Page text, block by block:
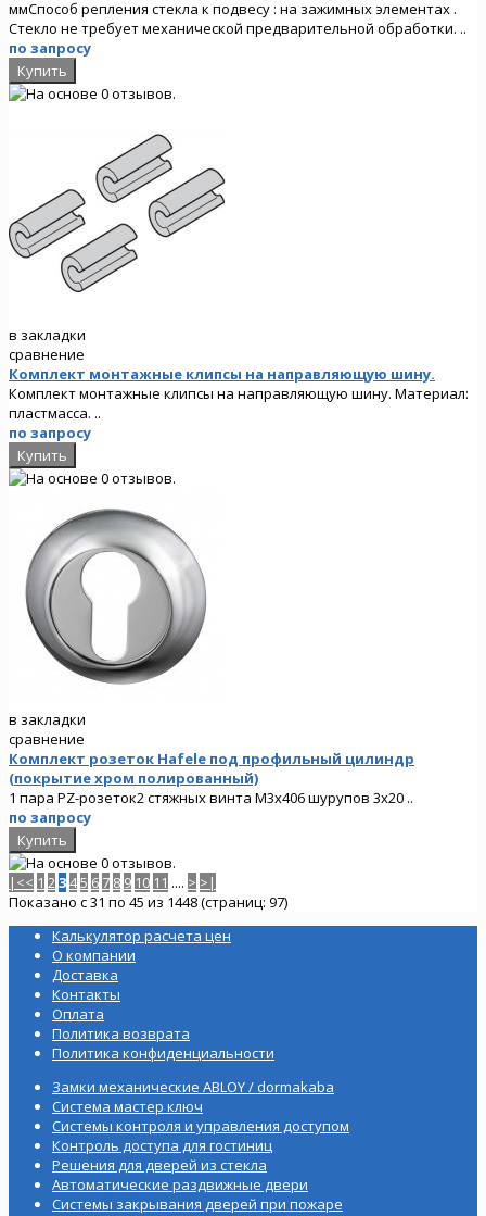
ммСпособ репления стекла к подвесу : на зажимных элементах .
Стекло не требует механической предварительной обработки. ..
по запросу
в закладки
сравнение
Комплект монтажные клипсы на направляющую шину.
Комплект монтажные клипсы на направляющую шину. Материал:
пластмасса. ..
по запросу
в закладки
сравнение
Комплект розеток Hafele под профильный цилиндр
(покрытие хром полированный)
1 пара PZ-розеток2 стяжных винта М3х406 шурупов 3х20 ..
по запросу
|<< 1 2345 6 7 8 9 10 11 .... > >|
Показано с 31 по 45 из 1448 (страниц: 97)
Калькулятор расчета цен
О компании
Доставка
Контакты
Оплата
Политика возврата
Политика конфиденциальности
Замки механические ABLOY / dormakaba
Система мастер ключ
Системы контроля и управления доступом
Контроль доступа для гостиниц
Решения для дверей из стекла
Автоматические раздвижные двери
Системы закрывания дверей при пожаре